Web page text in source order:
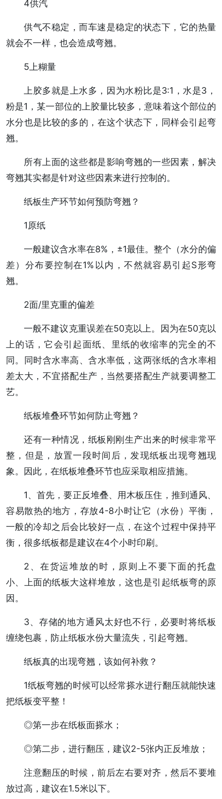
4供汽
供气不稳定，而车速是稳定的状态下，它的热量
就会不一样，也会造成弯翘。
5上糊量
上胶多就是上水多，因为水粉比是3:1，水是3，
粉是1，某一部位的上胶量比较多，意味着这个部位的
水分也是比较的多的，在这个状态下，同样会引起弯
翘。
所有上面的这些都是影响弯翘的一些因素，解决
弯翘其实都是针对这些因素来进行控制的。
纸板生产环节如何预防弯翘？
1原纸
一般建议含水率在8%，±1最佳。整个（水分的偏
差）分布要控制在1%以内，不然就容易引起S形弯
翘。
2面/里克重的偏差
一般不建议克重误差在50克以上。因为在50克以
上的话，它会引起面纸、里纸的收缩率的完全的不
同。同时含水率高、含水率低，这两张纸的含水率相
差太大，不宜搭配生产，当然要搭配生产就要调整工
艺。
纸板堆叠环节如何防止弯翘？
还有一种情况，纸板刚刚生产出来的时候非常平
整，但是，放置一段时间后，发现纸板出现弯翘现
象。因此，在纸板堆叠环节也应采取相应措施。
1、首先，要正反堆叠、用木板压住，推到通风、
容易散热的地方，存放4-8小时让它（水份）平衡，
一般的冷却之后会比较好一点，在这个过程中保持平
衡，很多纸板都是建议在4个小时印刷。
2、在货运堆放的时，原则上不要下面的托盘
小、上面的纸板大这样堆放，这也是引起纸板弯的原
因。
3、存储的地方通风太好也不行，必要时将纸板
缠绕包裹，防止纸板水份大量流失，引起弯翘。
纸板真的出现弯翘，该如何补救？
1纸板弯翘的时候可以经常搽水进行翻压就能快速
把纸板变平整！
◎第一步在纸板面搽水；
◎第二步，进行翻压，建议2-5张内正反堆放；
注意翻压的时候，前后左右要对齐，然后不要堆
放过高，建议在1.5米以下。